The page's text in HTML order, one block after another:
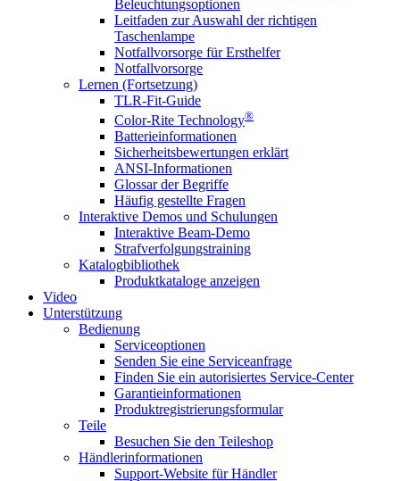
Beleuchtungsoptionen
Leitfaden zur Auswahl der richtigen
Taschenlampe
Notfallvorsorge für Ersthelfer
Notfallvorsorge
Lernen (Fortsetzung)
TLR-Fit-Guide
Color-Rite Technology®
Batterieinformationen
Sicherheitsbewertungen erklärt
ANSI-Informationen
Glossar der Begriffe
Häufig gestellte Fragen
Interaktive Demos und Schulungen
Interaktive Beam-Demo
Strafverfolgungstraining
Katalogbibliothek
Produktkataloge anzeigen
Video
Unterstützung
Bedienung
Serviceoptionen
Senden Sie eine Serviceanfrage
Finden Sie ein autorisiertes Service-Center
Garantieinformationen
Produktregistrierungsformular
Teile
Besuchen Sie den Teileshop
Händlerinformationen
Support-Website für Händler